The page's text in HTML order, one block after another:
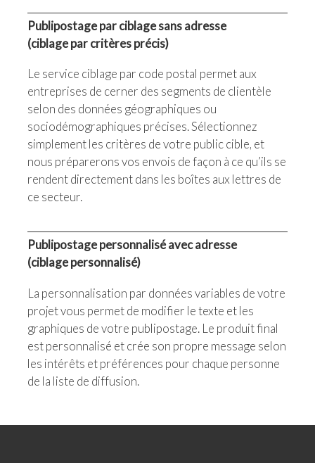
Publipostage par ciblage sans adresse
(ciblage par critères précis)
Le service ciblage par code postal permet aux
entreprises de cerner des segments de clientèle
selon des données géographiques ou
sociodémographiques précises. Sélectionnez
simplement les critères de votre public cible, et
nous préparerons vos envois de façon à ce qu’ils se
rendent directement dans les boîtes aux lettres de
ce secteur.
Publipostage personnalisé avec adresse
(ciblage personnalisé)
La personnalisation par données variables de votre
projet vous permet de modifier le texte et les
graphiques de votre publipostage. Le produit final
est personnalisé et crée son propre message selon
les intérêts et préférences pour chaque personne
de la liste de diffusion.